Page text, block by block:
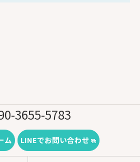
3655-5783
ム LINEでお問い合わせ